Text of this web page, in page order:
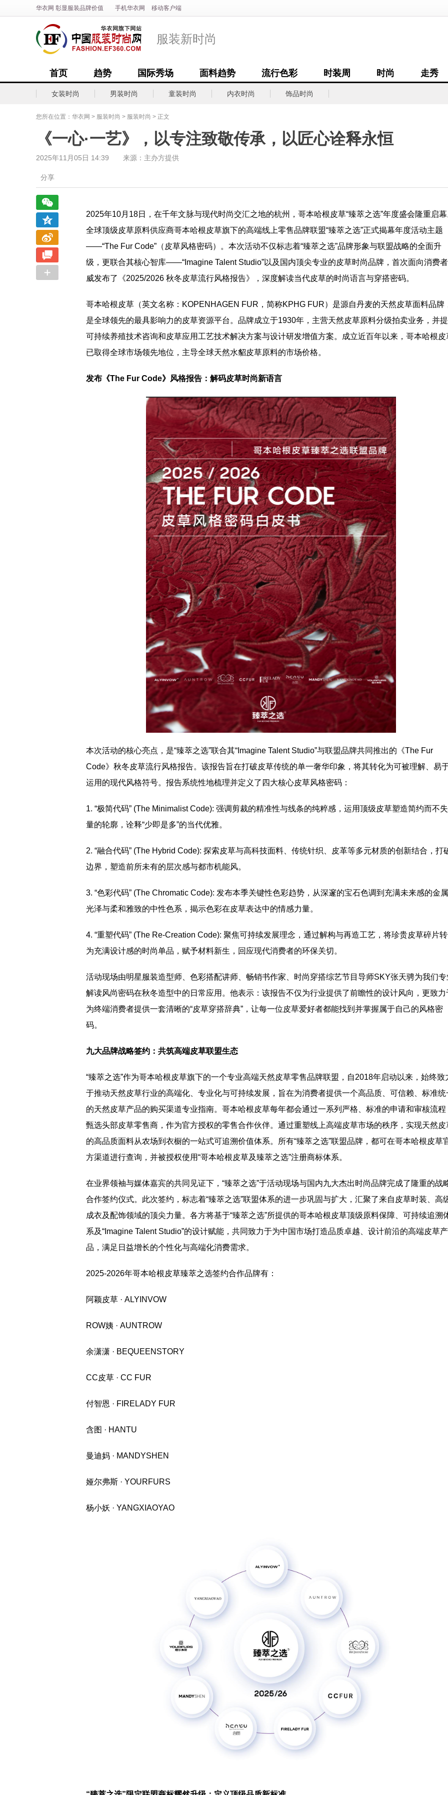
华衣网 彰显服装品牌价值 手机华衣网 移动客户端
服装新时尚
首页 趋势 国际秀场 面料趋势 流行色彩 时装周 时尚 走秀
女装时尚 男装时尚 童装时尚 内衣时尚 饰品时尚
您所在位置： 华衣网 > 服装时尚 > 服装时尚 > 正文
《一心·一艺》，以专注致敬传承，以匠心诠释永恒
2025年11月05日 14:39 来源：主办方提供
分享
2025年10月18日，在千年文脉与现代时尚交汇之地的杭州，哥本哈根皮草“臻萃之选”年度盛会隆重启幕
全球顶级皮草原料供应商哥本哈根皮草旗下的高端线上零售品牌联盟“臻萃之选”正式揭幕年度活动主题
——“The Fur Code”（皮草风格密码）。本次活动不仅标志着“臻萃之选”品牌形象与联盟战略的全面升
级，更联合其核心智库——“Imagine Talent Studio”以及国内顶尖专业的皮草时尚品牌，首次面向消费
威发布了《2025/2026 秋冬皮草流行风格报告》，深度解读当代皮草的时尚语言与穿搭密码。
哥本哈根皮草（英文名称：KOPENHAGEN FUR，简称KPHG FUR）是源自丹麦的天然皮草面料品牌
是全球领先的最具影响力的皮草资源平台。品牌成立于1930年，主营天然皮草原料分级拍卖业务，并
可持续养殖技术咨询和皮草应用工艺技术解决方案与设计研发增值方案。成立近百年以来，哥本哈根皮
已取得全球市场领先地位，主导全球天然水貂皮草原料的市场价格。
发布《The Fur Code》风格报告：解码皮草时尚新语言
本次活动的核心亮点，是“臻萃之选”联合其“Imagine Talent Studio”与联盟品牌共同推出的《The Fur
Code》秋冬皮草流行风格报告。该报告旨在打破皮草传统的单一奢华印象，将其转化为可被理解、易
运用的现代风格符号。报告系统性地梳理并定义了四大核心皮草风格密码：
1. “极简代码” (The Minimalist Code): 强调剪裁的精准性与线条的纯粹感，运用顶级皮草塑造简约而不
量的轮廓，诠释“少即是多”的当代优雅。
2. “融合代码” (The Hybrid Code): 探索皮草与高科技面料、传统针织、皮革等多元材质的创新结合，打
边界，塑造前所未有的层次感与都市机能风。
3. “色彩代码” (The Chromatic Code): 发布本季关键性色彩趋势，从深邃的宝石色调到充满未来感的金属
光泽与柔和雅致的中性色系，揭示色彩在皮草表达中的情感力量。
4. “重塑代码” (The Re-Creation Code): 聚焦可持续发展理念，通过解构与再造工艺，将珍贵皮草碎片
为充满设计感的时尚单品，赋予材料新生，回应现代消费者的环保关切。
活动现场由明星服装造型师、色彩搭配讲师、畅销书作家、时尚穿搭综艺节目导师SKY张天骋为我们专
解读风尚密码在秋冬造型中的日常应用。他表示：该报告不仅为行业提供了前瞻性的设计风向，更致力
为终端消费者提供一套清晰的“皮草穿搭辞典”，让每一位皮草爱好者都能找到并掌握属于自己的风格密
码。
九大品牌战略签约：共筑高端皮草联盟生态
“臻萃之选”作为哥本哈根皮草旗下的一个专业高端天然皮草零售品牌联盟，自2018年启动以来，始终致
于推动天然皮草行业的高端化、专业化与可持续发展，旨在为消费者提供一个高品质、可信赖、标准统
的天然皮草产品的购买渠道专业指南。哥本哈根皮草每年都会通过一系列严格、标准的申请和审核流程
甄选头部皮草零售商，作为官方授权的零售合作伙伴。通过重塑线上高端皮草市场的秩序，实现天然皮
的高品质面料从农场到衣橱的一站式可追溯价值体系。所有“臻萃之选”联盟品牌，都可在哥本哈根皮草
方渠道进行查询，并被授权使用“哥本哈根皮草及臻萃之选”注册商标体系。
在业界领袖与媒体嘉宾的共同见证下，“臻萃之选”于活动现场与国内九大杰出时尚品牌完成了隆重的战
合作签约仪式。此次签约，标志着“臻萃之选”联盟体系的进一步巩固与扩大，汇聚了来自皮草时装、高
成衣及配饰领域的顶尖力量。各方将基于“臻萃之选”所提供的哥本哈根皮草顶级原料保障、可持续追溯
系及“Imagine Talent Studio”的设计赋能，共同致力于为中国市场打造品质卓越、设计前沿的高端皮草产
品，满足日益增长的个性化与高端化消费需求。
2025-2026年哥本哈根皮草臻萃之选签约合作品牌有：
阿颖皮草 · ALYINVOW
ROW姨 · AUNTROW
余潇潇 · BEQUEENSTORY
CC皮草 · CC FUR
付智恩 · FIRELADY FUR
含图 · HANTU
曼迪妈 · MANDYSHEN
娅尔弗斯 · YOURFURS
杨小妖 · YANGXIAOYAO
2023盛泽时尚周开幕式 《南海有花》上久
楷·边惠中2023高级成衣发布会华丽绽放
大咖齐聚盛泽，深挖时尚文化力丨第三届
中国设计峰会在盛泽举办
混沌異世 幻影浮生 DJFL SS22「
生」上海时装周大秀精彩呈现